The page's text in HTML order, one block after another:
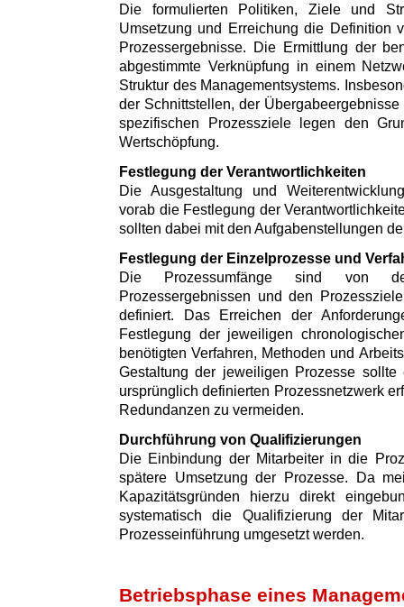
Die formulierten Politiken, Ziele und
Umsetzung und Erreichung die Definition
Prozessergebnisse. Die Ermittlung der
abgestimmte Verknüpfung in einem
Struktur des Managementsystems.
der Schnittstellen, der
spezifischen Prozessziele legen den
Wertschöpfung.
Festlegung der Verantwortlichkeiten
Die Ausgestaltung und
vorab die Festlegung der
sollten dabei mit den Aufgabenstellungen
Festlegung der Einzelprozesse und
Die Prozessumfänge sind von
Prozessergebnissen und den
definiert. Das Erreichen der
Festlegung der jeweiligen
benötigten Verfahren, Methoden und
Gestaltung der jeweiligen Prozesse
ursprünglich definierten Prozessnetzwerk
Redundanzen zu vermeiden.
Durchführung von Qualifizierungen
Die Einbindung der Mitarbeiter in die
spätere Umsetzung der Prozesse. Da
Kapazitätsgründen hierzu direkt
systematisch die Qualifizierung der
Prozesseinführung umgesetzt werden.
Betriebsphase eines